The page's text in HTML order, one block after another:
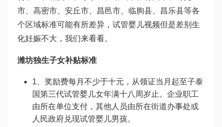
市、高密市、安丘市、昌邑市、临朐县、昌乐县等各
个区域标准可能有所差异， 试管婴儿视频但是差别 生
化妊娠不大，我们来看看。
潍坊独生子女补贴标准
1、奖励费每月不少于十元，从领证当月起至子泰
国第三代试管婴儿女年满十八周岁止。企业职工
由所在单位支付，其他人员由所在街道办事处或
人民政府兑现试管婴儿男孩。